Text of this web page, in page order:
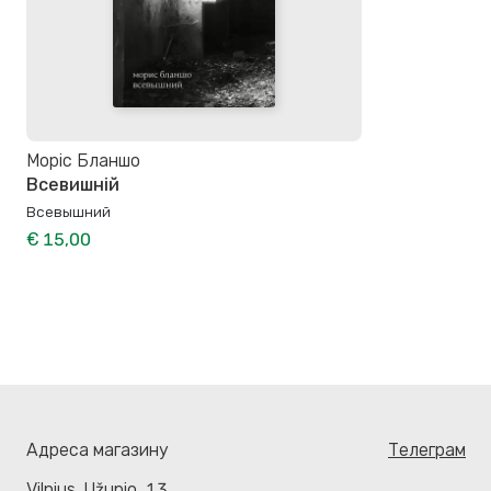
Моріс Бланшо
Всевишній
Всевышний
€ 15,00
Адреса магазину
Телеграм